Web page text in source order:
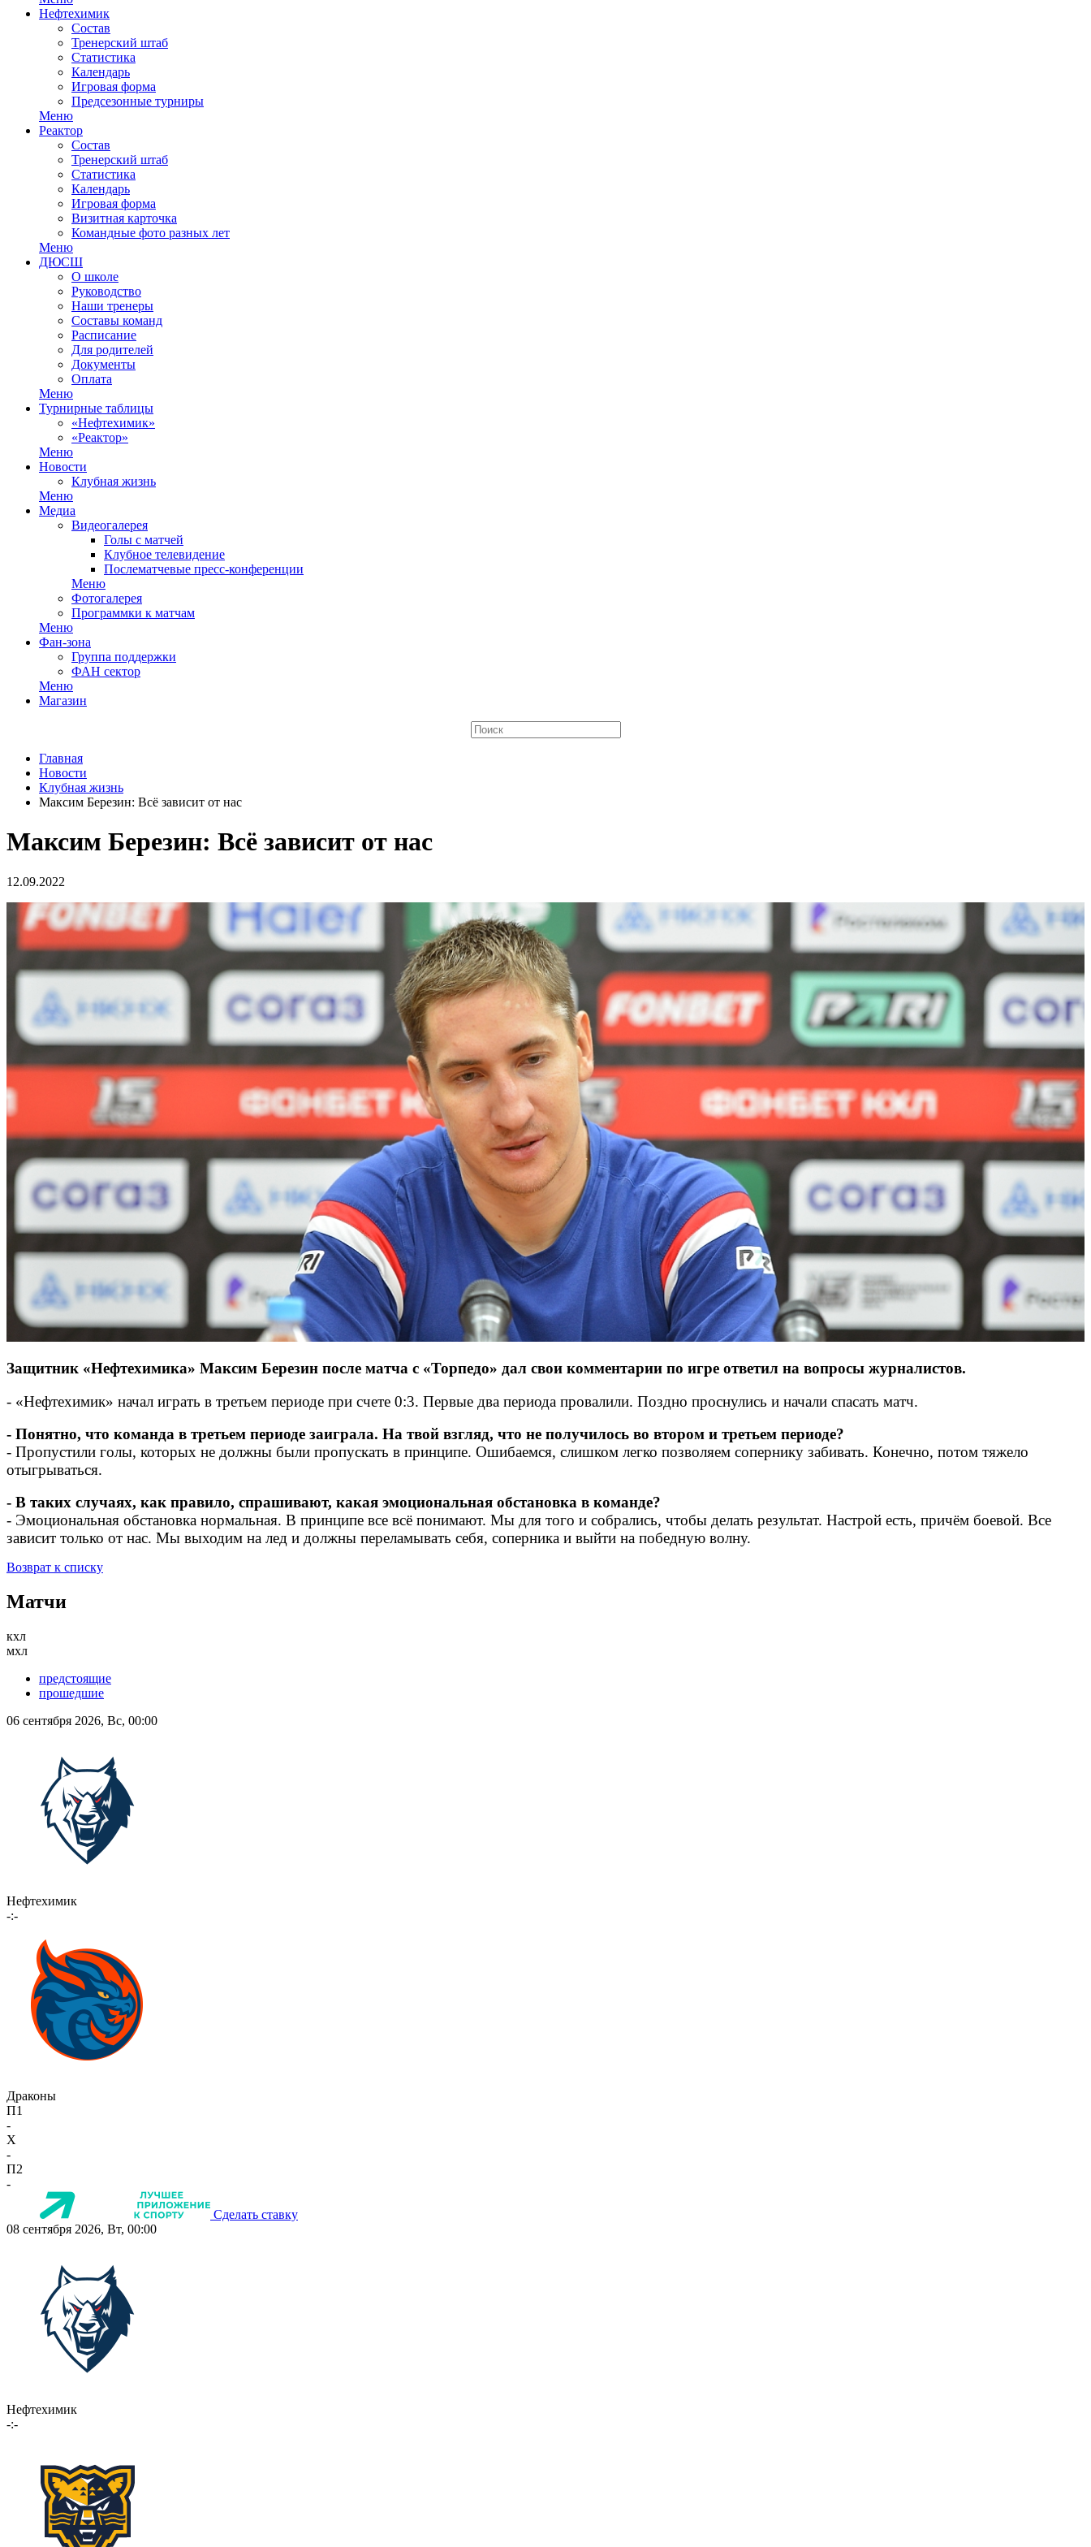
Нефтехимик
Состав
Тренерский штаб
Статистика
Календарь
Игровая форма
Предсезонные турниры
Меню
Реактор
Состав
Тренерский штаб
Статистика
Календарь
Игровая форма
Визитная карточка
Командные фото разных лет
Меню
ДЮСШ
О школе
Руководство
Наши тренеры
Составы команд
Расписание
Для родителей
Документы
Оплата
Меню
Турнирные таблицы
«Нефтехимик»
«Реактор»
Меню
Новости
Клубная жизнь
Меню
Медиа
Видеогалерея
Голы с матчей
Клубное телевидение
Послематчевые пресс-конференции
Меню
Фотогалерея
Программки к матчам
Меню
Фан-зона
Группа поддержки
ФАН сектор
Меню
Магазин
Главная
Новости
Клубная жизнь
Максим Березин: Всё зависит от нас
Максим Березин: Всё зависит от нас
12.09.2022
Защитник «Нефтехимика» Максим Березин после матча с «Торпедо» дал свои комментарии по игре ответил на вопросы журналистов.
- «Нефтехимик» начал играть в третьем периоде при счете 0:3. Первые два периода провалили. Поздно проснулись и начали спасать матч.
- Понятно, что команда в третьем периоде заиграла. На твой взгляд, что не получилось во втором и третьем периоде?
- Пропустили голы, которых не должны были пропускать в принципе. Ошибаемся, слишком легко позволяем сопернику забивать. Конечно, потом тяжело
отыгрываться.
- В таких случаях, как правило, спрашивают, какая эмоциональная обстановка в команде?
- Эмоциональная обстановка нормальная. В принципе все всё понимают. Мы для того и собрались, чтобы делать результат. Настрой есть, причём боевой. Все
зависит только от нас. Мы выходим на лед и должны переламывать себя, соперника и выйти на победную волну.
Возврат к списку
Матчи
кхл
мхл
предстоящие
прошедшие
06 сентября 2026, Вс, 00:00
Нефтехимик
-:-
Драконы
П1
-
X
-
П2
-
Сделать ставку
08 сентября 2026, Вт, 00:00
Нефтехимик
-:-